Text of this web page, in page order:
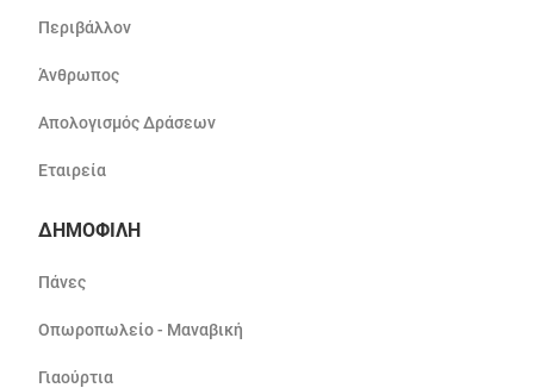
Περιβάλλον
Άνθρωπος
Απολογισμός Δράσεων
Εταιρεία
ΔΗΜΟΦΙΛΗ
Πάνες
Οπωροπωλείο - Μαναβική
Γιαούρτια